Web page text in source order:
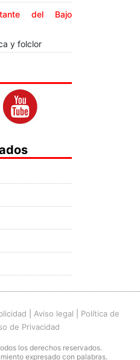
del Bajo
y folclor
Aviso legal
Política de
de Privacidad
los derechos reservados.
expresado con palabras.